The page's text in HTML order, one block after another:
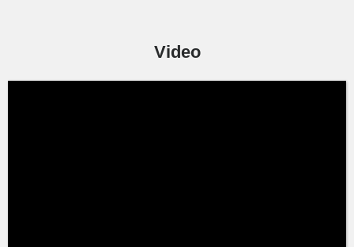
Video